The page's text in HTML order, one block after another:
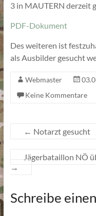
3 in MAUTERN derzeit
PDF-Dokument
Des weiteren ist
als Ausbilder gesucht
Webmaster
Keine Kommentare
← Notarzt gesucht
Jägerbataillon NÖ
→
Schreibe